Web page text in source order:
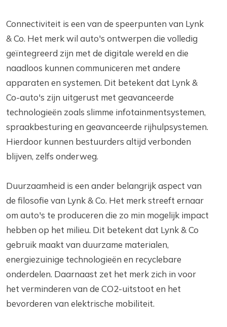
Connectiviteit is een van de speerpunten van Lynk
& Co. Het merk wil auto's ontwerpen die volledig
geïntegreerd zijn met de digitale wereld en die
naadloos kunnen communiceren met andere
apparaten en systemen. Dit betekent dat Lynk &
Co-auto's zijn uitgerust met geavanceerde
technologieën zoals slimme infotainmentsystemen,
spraakbesturing en geavanceerde rijhulpsystemen.
Hierdoor kunnen bestuurders altijd verbonden
blijven, zelfs onderweg.
Duurzaamheid is een ander belangrijk aspect van
de filosofie van Lynk & Co. Het merk streeft ernaar
om auto's te produceren die zo min mogelijk impact
hebben op het milieu. Dit betekent dat Lynk & Co
gebruik maakt van duurzame materialen,
energiezuinige technologieën en recyclebare
onderdelen. Daarnaast zet het merk zich in voor
het verminderen van de CO2-uitstoot en het
bevorderen van elektrische mobiliteit.